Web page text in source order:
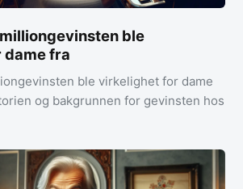
ble
fra
ble virkelighet for dame
og bakgrunnen for gevinsten hos